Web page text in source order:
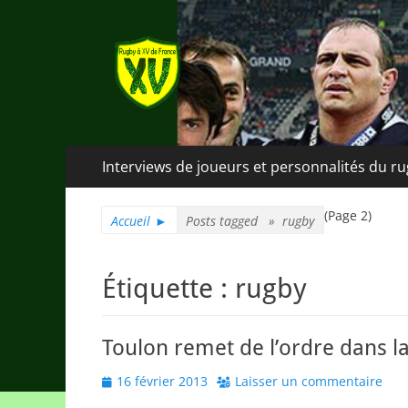
Rugby à XV de
A chacun son rugby
Menu
principal
Interviews de joueurs et personnalités du
Accueil ► Posts tagged » rugby (Page 2)
Étiquette : rugby
Toulon remet de l’ordre dans
Posted
16 février 2013 Laisser un commentaire